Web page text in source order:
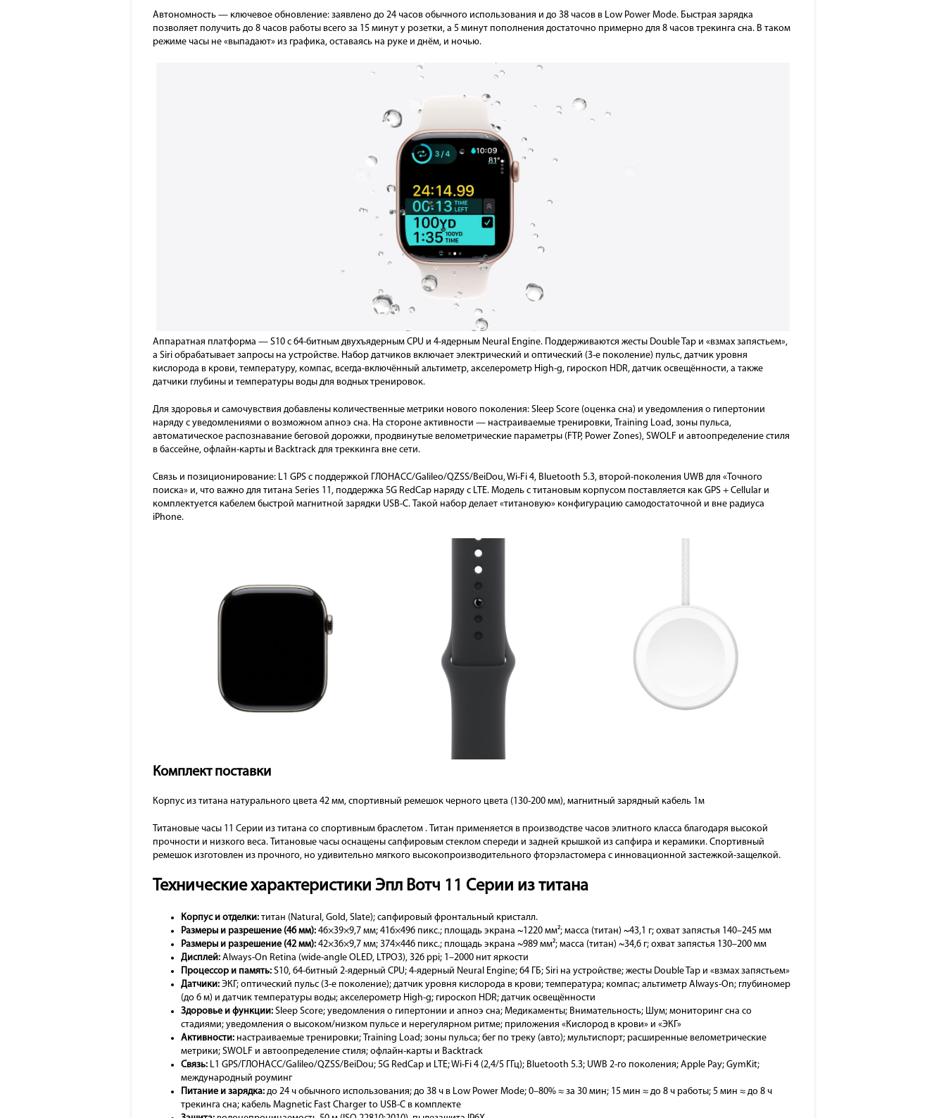
Автономность — ключевое обновление: заявлено до 24 часов обычного использования и до 38 часов в Low Power Mode. Быстрая зарядка
позволяет получить до 8 часов работы всего за 15 минут у розетки, а 5 минут пополнения достаточно примерно для 8 часов трекинга сна. В таком
режиме часы не «выпадают» из графика, оставаясь на руке и днём, и ночью.
Аппаратная платформа — S10 с 64-битным двухъядерным CPU и 4-ядерным Neural Engine. Поддерживаются жесты Double Tap и «взмах запястьем»,
а Siri обрабатывает запросы на устройстве. Набор датчиков включает электрический и оптический (3-е поколение) пульс, датчик уровня
кислорода в крови, температуру, компас, всегда-включённый альтиметр, акселерометр High-g, гироскоп HDR, датчик освещённости, а также
датчики глубины и температуры воды для водных тренировок.
Для здоровья и самочувствия добавлены количественные метрики нового поколения: Sleep Score (оценка сна) и уведомления о гипертонии
наряду с уведомлениями о возможном апноэ сна. На стороне активности — настраиваемые тренировки, Training Load, зоны пульса,
автоматическое распознавание беговой дорожки, продвинутые велометрические параметры (FTP, Power Zones), SWOLF и автоопределение стиля
в бассейне, офлайн-карты и Backtrack для треккинга вне сети.
Связь и позиционирование: L1 GPS с поддержкой ГЛОНАСС/Galileo/QZSS/BeiDou, Wi-Fi 4, Bluetooth 5.3, второй-поколения UWB для «Точного
поиска» и, что важно для титана Series 11, поддержка 5G RedCap наряду с LTE. Модель с титановым корпусом поставляется как GPS + Cellular и
комплектуется кабелем быстрой магнитной зарядки USB-C. Такой набор делает «титановую» конфигурацию самодостаточной и вне радиуса
iPhone.
Комплект поставки
Корпус из титана натурального цвета 42 мм, спортивный ремешок черного цвета (130-200 мм), магнитный зарядный кабель 1м
Титановые часы 11 Серии из титана со спортивным браслетом . Титан применяется в производстве часов элитного класса благодаря высокой
прочности и низкого веса. Титановые часы оснащены сапфировым стеклом спереди и задней крышкой из сапфира и керамики. Спортивный
ремешок изготовлен из прочного, но удивительно мягкого высокопроизводительного фторэластомера с инновационной застежкой-защелкой.
Технические характеристики Эпл Вотч 11 Серии из титана
Корпус и отделки: титан (Natural, Gold, Slate); сапфировый фронтальный кристалл.
Размеры и разрешение (46 мм): 46×39×9,7 мм; 416×496 пикс.; площадь экрана ~1220 мм²; масса (титан) ~43,1 г; охват запястья 140–245 мм
Размеры и разрешение (42 мм): 42×36×9,7 мм; 374×446 пикс.; площадь экрана ~989 мм²; масса (титан) ~34,6 г; охват запястья 130–200 мм
Дисплей: Always-On Retina (wide-angle OLED, LTPO3), 326 ppi; 1–2000 нит яркости
Процессор и память: S10, 64-битный 2-ядерный CPU; 4-ядерный Neural Engine; 64 ГБ; Siri на устройстве; жесты Double Tap и «взмах запястьем»
Датчики: ЭКГ; оптический пульс (3-е поколение); датчик уровня кислорода в крови; температура; компас; альтиметр Always-On; глубиномер
(до 6 м) и датчик температуры воды; акселерометр High-g; гироскоп HDR; датчик освещённости
Здоровье и функции: Sleep Score; уведомления о гипертонии и апноэ сна; Медикаменты; Внимательность; Шум; мониторинг сна со
стадиями; уведомления о высоком/низком пульсе и нерегулярном ритме; приложения «Кислород в крови» и «ЭКГ»
Активности: настраиваемые тренировки; Training Load; зоны пульса; бег по треку (авто); мультиспорт; расширенные велометрические
метрики; SWOLF и автоопределение стиля; офлайн-карты и Backtrack
Связь: L1 GPS/ГЛОНАСС/Galileo/QZSS/BeiDou; 5G RedCap и LTE; Wi-Fi 4 (2,4/5 ГГц); Bluetooth 5.3; UWB 2-го поколения; Apple Pay; GymKit;
международный роуминг
Питание и зарядка: до 24 ч обычного использования; до 38 ч в Low Power Mode; 0–80% ≈ за 30 мин; 15 мин ≈ до 8 ч работы; 5 мин ≈ до 8 ч
трекинга сна; кабель Magnetic Fast Charger to USB-C в комплекте